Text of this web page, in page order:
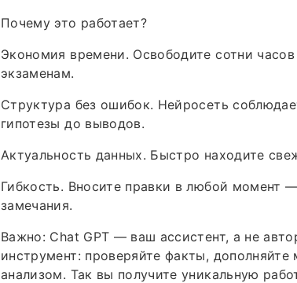
Почему это работает?
Экономия времени. Освободите сотни
экзаменам.
Структура без ошибок. Нейросеть
гипотезы до выводов.
Актуальность данных. Быстро находите
Гибкость. Вносите правки в любой момент
замечания.
Важно: Chat GPT — ваш ассистент, а не
инструмент: проверяйте факты,
анализом. Так вы получите уникальную